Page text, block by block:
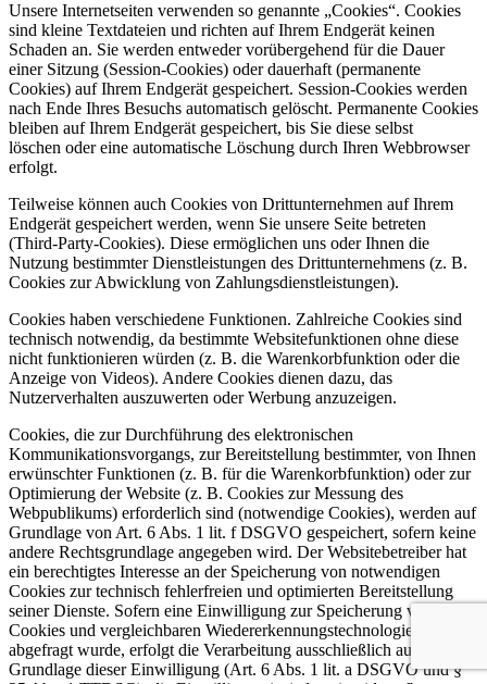
Unsere Internetseiten verwenden so genannte „Cookies“. Cookies
sind kleine Textdateien und richten auf Ihrem Endgerät keinen
Schaden an. Sie werden entweder vorübergehend für die Dauer
einer Sitzung (Session-Cookies) oder dauerhaft (permanente
Cookies) auf Ihrem Endgerät gespeichert. Session-Cookies werden
nach Ende Ihres Besuchs automatisch gelöscht. Permanente Cookies
bleiben auf Ihrem Endgerät gespeichert, bis Sie diese selbst
löschen oder eine automatische Löschung durch Ihren Webbrowser
erfolgt.
Teilweise können auch Cookies von Drittunternehmen auf Ihrem
Endgerät gespeichert werden, wenn Sie unsere Seite betreten
(Third-Party-Cookies). Diese ermöglichen uns oder Ihnen die
Nutzung bestimmter Dienstleistungen des Drittunternehmens (z. B.
Cookies zur Abwicklung von Zahlungsdienstleistungen).
Cookies haben verschiedene Funktionen. Zahlreiche Cookies sind
technisch notwendig, da bestimmte Websitefunktionen ohne diese
nicht funktionieren würden (z. B. die Warenkorbfunktion oder die
Anzeige von Videos). Andere Cookies dienen dazu, das
Nutzerverhalten auszuwerten oder Werbung anzuzeigen.
Cookies, die zur Durchführung des elektronischen
Kommunikationsvorgangs, zur Bereitstellung bestimmter, von Ihnen
erwünschter Funktionen (z. B. für die Warenkorbfunktion) oder zur
Optimierung der Website (z. B. Cookies zur Messung des
Webpublikums) erforderlich sind (notwendige Cookies), werden auf
Grundlage von Art. 6 Abs. 1 lit. f DSGVO gespeichert, sofern keine
andere Rechtsgrundlage angegeben wird. Der Websitebetreiber hat
ein berechtigtes Interesse an der Speicherung von notwendigen
Cookies zur technisch fehlerfreien und optimierten Bereitstellung
seiner Dienste. Sofern eine Einwilligung zur Speicherung von
Cookies und vergleichbaren Wiedererkennungstechnologien
abgefragt wurde, erfolgt die Verarbeitung ausschließlich auf
Grundlage dieser Einwilligung (Art. 6 Abs. 1 lit. a DSGVO und §